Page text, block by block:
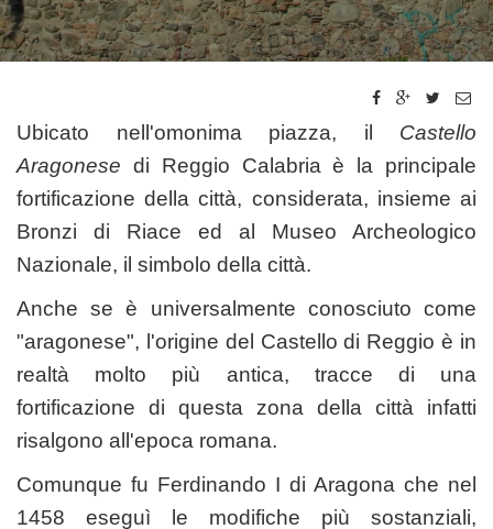
Ubicato nell'omonima piazza, il Castello
Aragonese di Reggio Calabria è la principale
fortificazione della città, considerata, insieme ai
Bronzi di Riace ed al Museo Archeologico
Nazionale, il simbolo della città.
Anche se è universalmente conosciuto come
"aragonese", l'origine del Castello di Reggio è in
realtà molto più antica, tracce di una
fortificazione di questa zona della città infatti
risalgono all'epoca romana.
Comunque fu Ferdinando I di Aragona che nel
1458 eseguì le modifiche più sostanziali,